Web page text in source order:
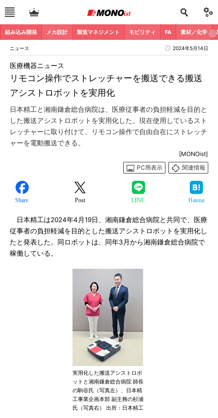
組み込み開発 メカ設計 製造マネジメント モビリティ FA 素材／化学
ニュース 2024年5月14日
リモコン操作でストレッチャーを搬送できる搬送
アシストロボットを実用化
医療機器ニュース
日本精工と湘南鎌倉総合病院は、医療従事者の負担軽減を目的と
した搬送アシストロボットを実用化した。現在使用しているスト
レッチャーに取り付けて、リモコン操作で自由自在にストレッチ
ャーを電動搬送できる。
[MONOist]
PC用表示
関連情報
Share Post LINE Hatena
日本精工は2024年4月19日、湘南鎌倉総合病院と共同で、医療
従事者の負担軽減を目的とした搬送アシストロボットを実用化し
たと発表した。同ロボットは、同年3月から湘南鎌倉総合病院で
稼働している。
実用化した搬送アシストロボ
ットと湘南鎌倉総合病院 師長
の駒谷氏（写真左）、日本精
工事業企画本部 副主務の杉浦
氏（写真右） 出所：日本精工